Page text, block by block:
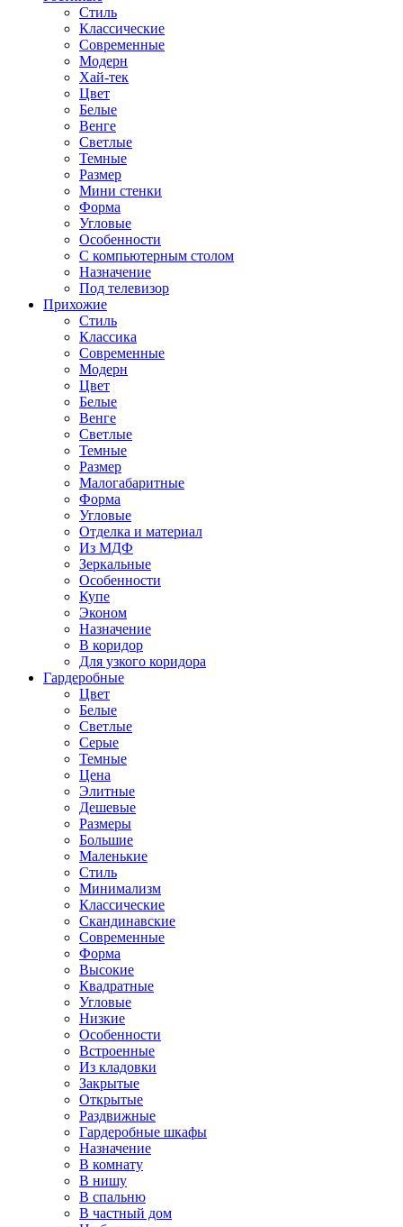
Стиль
Классические
Современные
Модерн
Хай-тек
Цвет
Белые
Венге
Светлые
Темные
Размер
Мини стенки
Форма
Угловые
Особенности
С компьютерным столом
Назначение
Под телевизор
Прихожие
Стиль
Классика
Современные
Модерн
Цвет
Белые
Венге
Светлые
Темные
Размер
Малогабаритные
Форма
Угловые
Отделка и материал
Из МДФ
Зеркальные
Особенности
Купе
Эконом
Назначение
В коридор
Для узкого коридора
Гардеробные
Цвет
Белые
Светлые
Серые
Темные
Цена
Элитные
Дешевые
Размеры
Большие
Маленькие
Стиль
Минимализм
Классические
Скандинавские
Современные
Форма
Высокие
Квадратные
Угловые
Низкие
Особенности
Встроенные
Из кладовки
Закрытые
Открытые
Раздвижные
Гардеробные шкафы
Назначение
В комнату
В нишу
В спальню
В частный дом